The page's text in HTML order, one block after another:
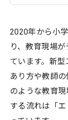
2020年から小
り、教育現場
ています。新
あり方や教師
のような教育
する流れは「